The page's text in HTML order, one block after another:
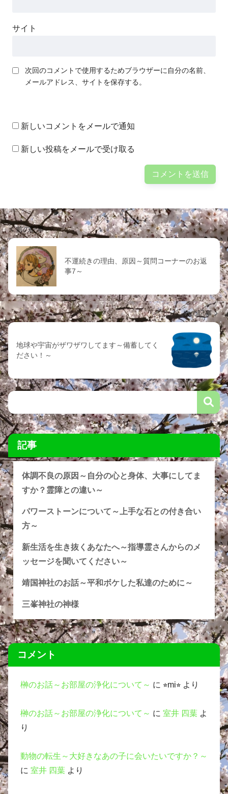
サイト
次回のコメントで使用するためブラウザーに自分の名前、
メールアドレス、サイトを保存する。
新しいコメントをメールで通知
新しい投稿をメールで受け取る
前の記事
不運続きの理由、原因～質問コーナーのお返
事7～
次の記事
地球や宇宙がザワザワしてます～備蓄してく
ださい！～
記事
体調不良の原因～自分の心と身体、大事にしてま
すか？霊障との違い～
パワーストーンについて～上手な石との付き合い
方～
新生活を生き抜くあなたへ～指導霊さんからのメ
ッセージを聞いてください～
靖国神社のお話～平和ボケした私達のために～
三峯神社の神様
コメント
榊のお話～お部屋の浄化について～ に ⭐︎mi⭐︎ より
榊のお話～お部屋の浄化について～ に 室井 四葉 よ
り
動物の転生～大好きなあの子に会いたいですか？～
に 室井 四葉 より